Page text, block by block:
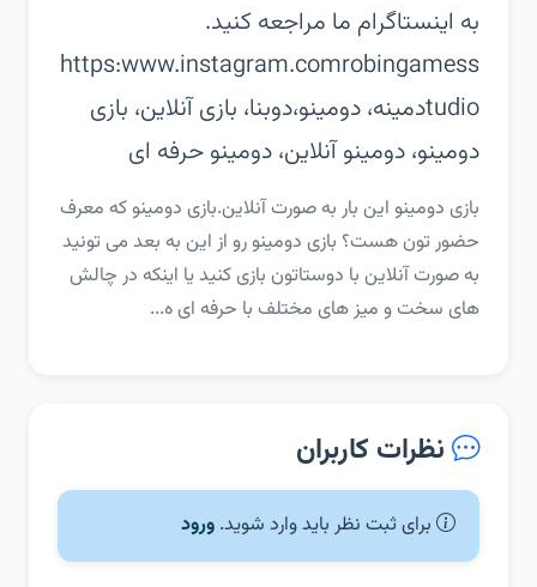
به اینستاگرام ما مراجعه کنید.
https:www.instagram.comrobingamess
tudio‏دمینه، دومینو،دوبنا، بازی آنلاین، بازی
دومینو، دومینو آنلاین، دومینو حرفه ای
‏‏بازی دومینو این بار به صورت آنلاین.‏بازی دومینو که معرف
حضور تون هست؟ بازی دومینو رو از این به بعد می تونید
به صورت آنلاین با دوستاتون بازی کنید یا اینکه در چالش
های سخت و میز های مختلف با حرفه ای ه...
نظرات کاربران
برای ثبت نظر باید وارد شوید. ورود